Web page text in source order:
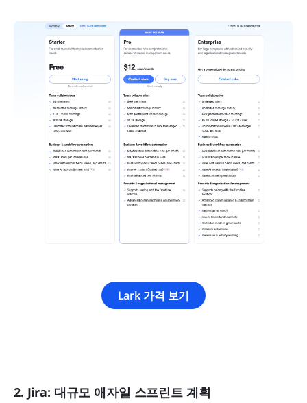
Lark 가격 보기
2. Jira: 대규모 애자일 스프린트 계획